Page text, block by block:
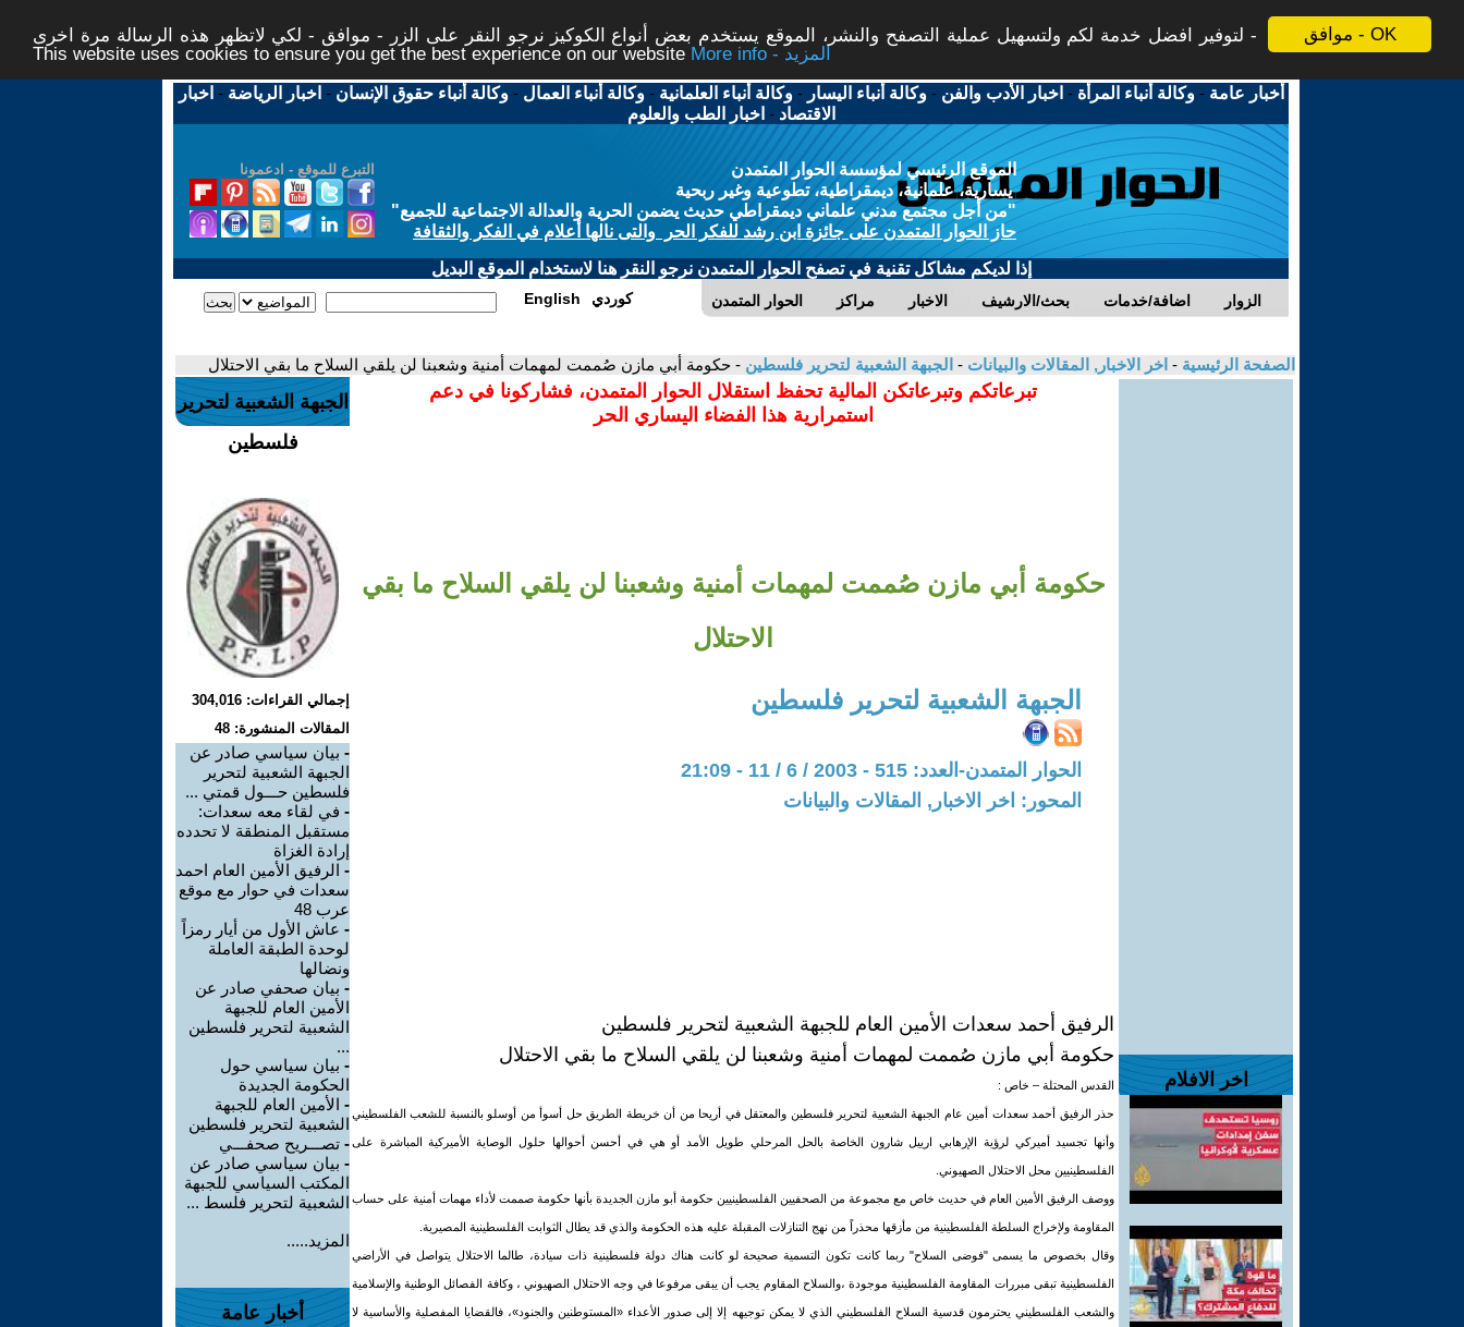
موافق - OK
لتوفير افضل خدمة لكم ولتسهيل عملية التصفح والنشر، الموقع يستخدم بعض أنواع الكوكيز نرجو النقر على الزر - موافق - لكي لاتظهر هذه الرسالة مرة اخرى -
This website uses cookies to ensure you get the best experience on our website
More info - المزيد
أخبار عامة -وكالة أنباء المرأة - اخبار الأدب والفن -وكالة أنباء اليسار -وكالة أنباء العلمانية -وكالة أنباء العمال -وكالة أنباء حقوق الإنسان - اخبار الرياضة - اخبار
الاقتصاد - اخبار الطب والعلوم
التبرع للموقع - ادعمونا
الموقع الرئيسي لمؤسسة الحوار المتمدن
يسارية، علمانية، ديمقراطية، تطوعية وغير ربحية
"من أجل مجتمع مدني علماني ديمقراطي حديث يضمن الحرية والعدالة الاجتماعية للجميع"
حاز الحوار المتمدن على جائزة ابن رشد للفكر الحر والتى نالها أعلام في الفكر والثقافة
إذا لديكم مشاكل تقنية في تصفح الحوار المتمدن نرجو النقر هنا لاستخدام الموقع البديل
الحوار المتمدن مراكز الاخبار بحث/الارشيف اضافة/خدمات الزوار English كوردي
الصفحة الرئيسية - اخر الاخبار, المقالات والبيانات - الجبهة الشعبية لتحرير فلسطين - حكومة أبي مازن صُممت لمهمات أمنية وشعبنا لن يلقي السلاح ما بقي الاحتلال
اخر الافلام
تبرعاتكم وتبرعاتكن المالية تحفظ استقلال الحوار المتمدن، فشاركونا في دعم
استمرارية هذا الفضاء اليساري الحر
حكومة أبي مازن صُممت لمهمات أمنية وشعبنا لن يلقي السلاح ما بقي
الاحتلال
الجبهة الشعبية لتحرير فلسطين
الحوار المتمدن-العدد: 515 - 2003 / 6 / 11 - 21:09
المحور: اخر الاخبار, المقالات والبيانات
الرفيق أحمد سعدات الأمين العام للجبهة الشعبية لتحرير فلسطين
حكومة أبي مازن صُممت لمهمات أمنية وشعبنا لن يلقي السلاح ما بقي الاحتلال
القدس المحتلة – خاص :
حذر الرفيق أحمد سعدات أمين عام الجبهة الشعبية لتحرير فلسطين والمعتقل في أريحا من أن خريطة الطريق حل أسوأ من أوسلو بالنسبة للشعب الفلسطيني
وأنها تجسيد أميركي لرؤية الإرهابي ارييل شارون الخاصة بالحل المرحلي طويل الأمد أو هي في أحسن أحوالها حلول الوصاية الأميركية المباشرة على
الفلسطينيين محل الاحتلال الصهيوني.
ووصف الرفيق الأمين العام في حديث خاص مع مجموعة من الصحفيين الفلسطينيين حكومة أبو مازن الجديدة بأنها حكومة صممت لأداء مهمات أمنية على حساب
المقاومة ولإخراج السلطة الفلسطينية من مأزقها محذراً من نهج التنازلات المقبلة عليه هذه الحكومة والذي قد يطال الثوابت الفلسطينية المصيرية.
وقال بخصوص ما يسمى "فوضى السلاح" ربما كانت تكون التسمية صحيحة لو كانت هناك دولة فلسطينية ذات سيادة، طالما الاحتلال يتواصل في الأراضي
الفلسطينية تبقى مبررات المقاومة الفلسطينية موجودة ،والسلاح المقاوم يجب أن يبقى مرفوعا في وجه الاحتلال الصهيوني ، وكافة الفصائل الوطنية والإسلامية
والشعب الفلسطيني يحترمون قدسية السلاح الفلسطيني الذي لا يمكن توجيهه إلا إلى صدور الأعداء «المستوطنين والجنود»، فالقضايا المفصلية والأساسية لا
الجبهة الشعبية لتحرير
فلسطين
إجمالي القراءات: 304,016
المقالات المنشورة: 48
- بيان سياسي صادر عن
الجبهة الشعبية لتحرير
فلسطين حـــول قمتي ...
- في لقاء معه سعدات:
مستقبل المنطقة لا تحدده
إرادة الغزاة
- الرفيق الأمين العام احمد
سعدات في حوار مع موقع
عرب 48
- عاش الأول من أيار رمزاً
لوحدة الطبقة العاملة
ونضالها
- بيان صحفي صادر عن
الأمين العام للجبهة
الشعبية لتحرير فلسطين
...
- بيان سياسي حول
الحكومة الجديدة
- الأمين العام للجبهة
الشعبية لتحرير فلسطين
- تصـــريح صحفـــي
- بيان سياسي صادر عن
المكتب السياسي للجبهة
الشعبية لتحرير فلسط ...
المزيد.....
أخبار عامة